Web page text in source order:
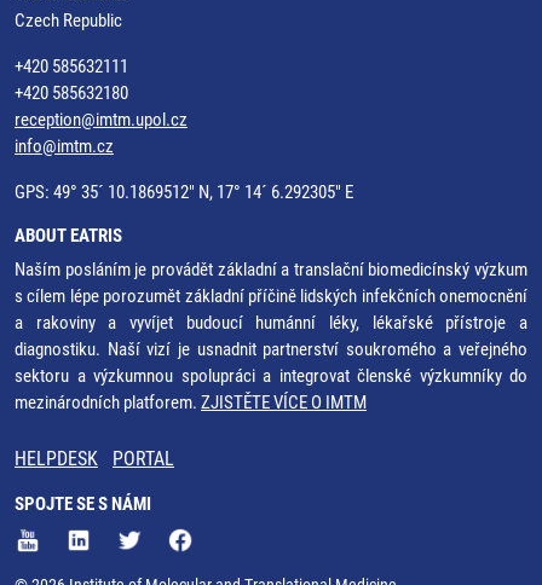
Czech Republic
+420 585632111
+420 585632180
reception@imtm.upol.cz
info@imtm.cz
GPS: 49° 35´ 10.1869512" N, 17° 14´ 6.292305" E
ABOUT EATRIS
Naším posláním je provádět základní a translační biomedicínský výzkum
s cílem lépe porozumět základní příčině lidských infekčních onemocnění
a rakoviny a vyvíjet budoucí humánní léky, lékařské přístroje a
diagnostiku. Naší vizí je usnadnit partnerství soukromého a veřejného
sektoru a výzkumnou spolupráci a integrovat členské výzkumníky do
mezinárodních platforem. ZJISTĚTE VÍCE O IMTM
HELPDESK PORTAL
SPOJTE SE S NÁMI